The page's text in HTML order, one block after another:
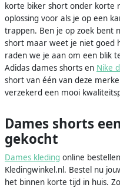
korte biker short onder korte
oplossing voor als je op een
trappen. Ben je op zoek bent
short maar weet je niet goed
raden we je aan om een blik
Adidas dames shorts en Nike
short van één van deze
verzekerd een mooi
Dames shorts
gekocht
Dames kleding online
Kledingwinkel.nl. Bestel nu
het binnen korte tijd in huis.